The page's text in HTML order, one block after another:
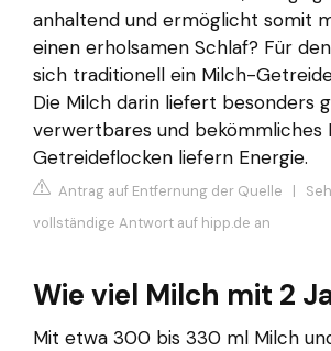
anhaltend und ermöglicht somit
einen erholsamen Schlaf? Für
sich traditionell ein Milch-
Die Milch darin liefert besonders
verwertbares und bekömmliches
Getreideflocken liefern Energie.
Antrag auf Entfernung der Quelle |
vollständige Antwort auf hipp.de an
Wie viel Milch mit 2
Mit etwa 300 bis 330 ml Milch